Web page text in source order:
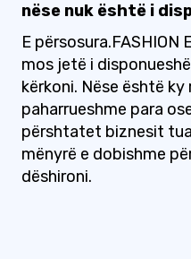
nëse nuk është i
E
mos jetë i
kërkoni. Nëse është
paharrueshme para
përshtatet biznesit
mënyrë e dobishme
dëshironi.